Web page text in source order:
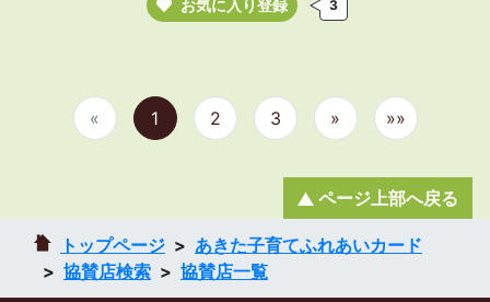
お気に入り登録 3
« 1 2 3 » »»
トップページ
あきた子育てふれあいカード
協賛店検索
協賛店一覧
ページ上部へ戻る